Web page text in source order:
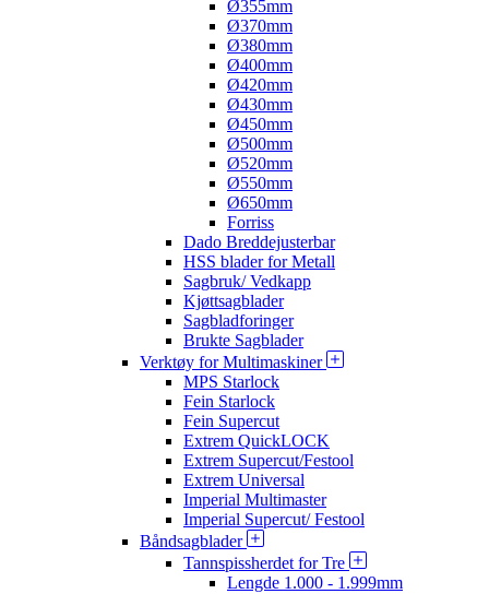
Ø355mm
Ø370mm
Ø380mm
Ø400mm
Ø420mm
Ø430mm
Ø450mm
Ø500mm
Ø520mm
Ø550mm
Ø650mm
Forriss
Dado Breddejusterbar
HSS blader for Metall
Sagbruk/ Vedkapp
Kjøttsagblader
Sagbladforinger
Brukte Sagblader
Verktøy for Multimaskiner
MPS Starlock
Fein Starlock
Fein Supercut
Extrem QuickLOCK
Extrem Supercut/Festool
Extrem Universal
Imperial Multimaster
Imperial Supercut/ Festool
Båndsagblader
Tannspissherdet for Tre
Lengde 1.000 - 1.999mm